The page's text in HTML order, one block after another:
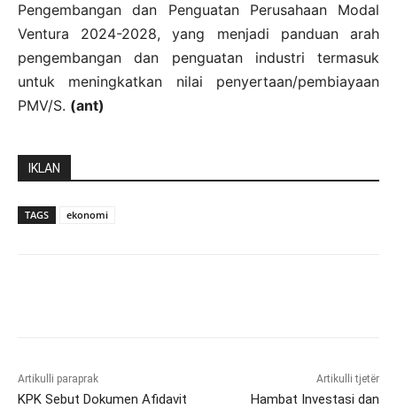
Pengembangan dan Penguatan Perusahaan Modal
Ventura 2024-2028, yang menjadi panduan arah
pengembangan dan penguatan industri termasuk
untuk meningkatkan nilai penyertaan/pembiayaan
PMV/S. (ant)
IKLAN
TAGS ekonomi
Artikulli paraprak
KPK Sebut Dokumen Afidavit
Artikulli tjetër
Hambat Investasi dan